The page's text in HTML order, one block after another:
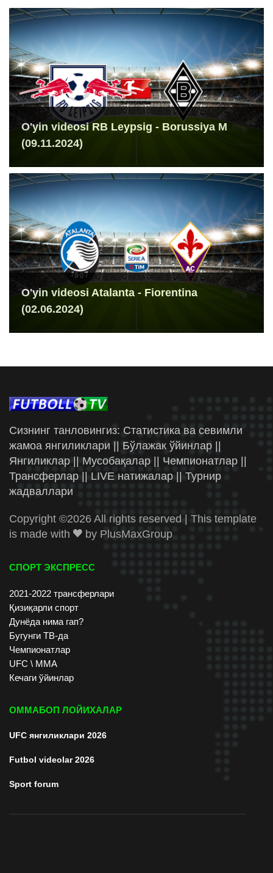
O'yin videosi RB Leypsig - Borussiya M
(09.11.2024)
O'yin videosi Atalanta - Fiorentina
(02.06.2024)
Сизнинг танловингиз: Статистика ва севимли
жамоа янгиликлари || Бўлажак ўйинлар ||
Янгиликлар || Мусобақалар || Чемпионатлар ||
Трансферлар || LIVE натижалар || Турнир
жадваллари
Copyright ©2026 All rights reserved | This template
is made with
by PlusMaxGroup
СПОРТ ЭКСПРЕСС
2021-2022 трансферлари
Қизиқарли спорт
Дунёда нима гап?
Бугунги ТВ-да
Чемпионатлар
UFC \ ММА
Кечаги ўйинлар
ОММАБОП ЛОЙИХАЛАР
UFC янгиликлари 2026
Futbol videolar 2026
Sport forum